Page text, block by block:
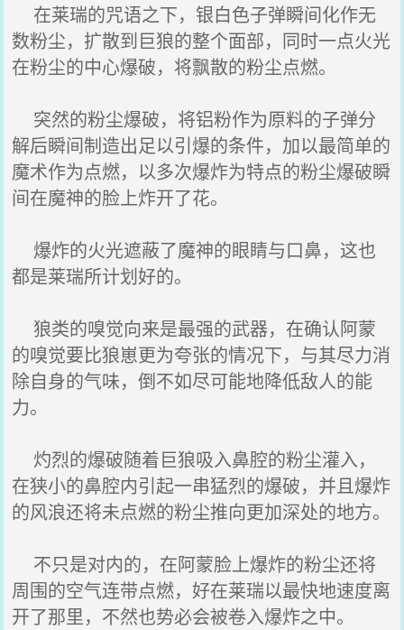
在莱瑞的咒语之下，银白色子弹瞬间化作无
数粉尘，扩散到巨狼的整个面部，同时一点火光
在粉尘的中心爆破，将飘散的粉尘点燃。
突然的粉尘爆破，将铝粉作为原料的子弹分
解后瞬间制造出足以引爆的条件，加以最简单的
魔术作为点燃，以多次爆炸为特点的粉尘爆破瞬
间在魔神的脸上炸开了花。
爆炸的火光遮蔽了魔神的眼睛与口鼻，这也
都是莱瑞所计划好的。
狼类的嗅觉向来是最强的武器，在确认阿蒙
的嗅觉要比狼崽更为夸张的情况下，与其尽力消
除自身的气味，倒不如尽可能地降低敌人的能
力。
灼烈的爆破随着巨狼吸入鼻腔的粉尘灌入，
在狭小的鼻腔内引起一串猛烈的爆破，并且爆炸
的风浪还将未点燃的粉尘推向更加深处的地方。
不只是对内的，在阿蒙脸上爆炸的粉尘还将
周围的空气连带点燃，好在莱瑞以最快地速度离
开了那里，不然也势必会被卷入爆炸之中。